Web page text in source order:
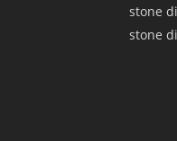
stone
stone